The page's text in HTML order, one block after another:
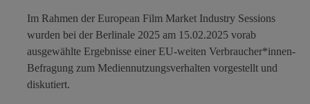
Im Rahmen der European Film Market Industry Sessions
wurden bei der Berlinale 2025 am 15.02.2025 vorab
ausgewählte Ergebnisse einer EU-weiten Verbraucher*innen-
Befragung zum Mediennutzungsverhalten vorgestellt und
diskutiert.